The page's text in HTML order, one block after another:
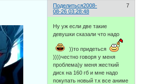
Поделиться 7
2008-
08-26 03:28:48
Ну уж если две такие
девушки сказали что надо
))то придеться
))))честно говоря у меня
проблема)у меня жесткий
диск на 160 гб и мне надо
покупать новый т.к все аниме